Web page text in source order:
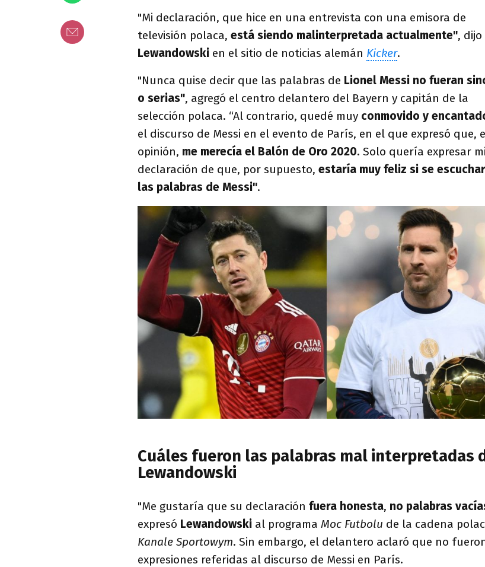
"Mi declaración, que hice en una entrevista con una emisora ​​de
televisión polaca, está siendo malinterpretada actualmente", dijo
Lewandowski en el sitio de noticias alemán Kicker.
"Nunca quise decir que las palabras de Lionel Messi no fueran
o serias", agregó el centro delantero del Bayern y capitán de la
selección polaca. “Al contrario, quedé muy conmovido y
el discurso de Messi en el evento de París, en el que expresó que,
opinión, me merecía el Balón de Oro 2020. Solo quería expresar mi
declaración de que, por supuesto, estaría muy feliz si se
las palabras de Messi".
Cuáles fueron las palabras mal interpretadas
Lewandowski
"Me gustaría que su declaración fuera honesta, no palabras
expresó Lewandowski al programa Moc Futbolu de la cadena
Kanale Sportowym. Sin embargo, el delantero aclaró que no
expresiones referidas al discurso de Messi en París.